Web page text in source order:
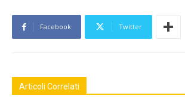
Facebook Twitter
Articoli Correlati